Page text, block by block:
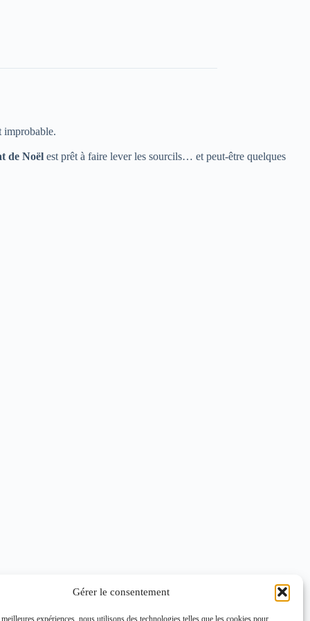
Gérer le consentement
expériences, nous utilisons des technologies telles que les cookies pour
improbable.
de Noël est prêt à faire lever les sourcils… et peut-être quelques